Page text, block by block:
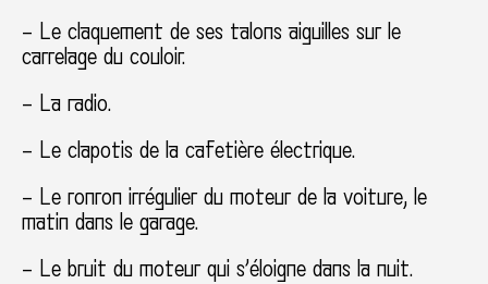
– Le claquement de ses talons aiguilles sur le
carrelage du couloir.
– La radio.
– Le clapotis de la cafetière électrique.
– Le ronron irrégulier du moteur de la voiture, le
matin dans le garage.
– Le bruit du moteur qui s’éloigne dans la nuit.